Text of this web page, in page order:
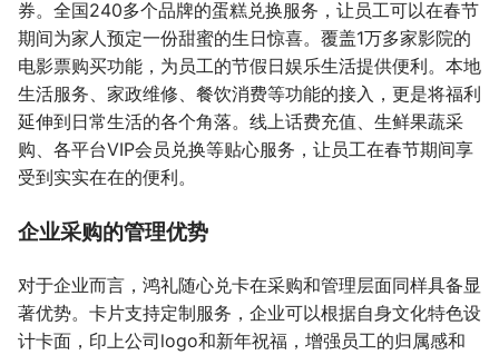
券。全国240多个品牌的蛋糕兑换服务，让员工可以在春节
期间为家人预定一份甜蜜的生日惊喜。覆盖1万多家影院的
电影票购买功能，为员工的节假日娱乐生活提供便利。本地
生活服务、家政维修、餐饮消费等功能的接入，更是将福利
延伸到日常生活的各个角落。线上话费充值、生鲜果蔬采
购、各平台VIP会员兑换等贴心服务，让员工在春节期间享
受到实实在在的便利。
企业采购的管理优势
对于企业而言，鸿礼随心兑卡在采购和管理层面同样具备显
著优势。卡片支持定制服务，企业可以根据自身文化特色设
计卡面，印上公司logo和新年祝福，增强员工的归属感和